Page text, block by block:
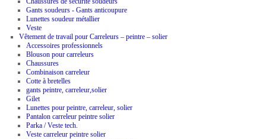
Gants soudeurs - Gants anticoupure
Lunettes soudeur métallier
Veste
Vêtement de travail pour Carreleurs – peintre – solier
Accessoires professionnels
Blouson pour carreleurs
Chaussures
Combinaison carreleur
Cotte à bretelles
gants peintre, carreleur,solier
Gilet
Lunettes pour peintre, carreleur, solier
Pantalon carreleur peintre solier
Parka / Veste tech.
Veste carreleur peintre solier